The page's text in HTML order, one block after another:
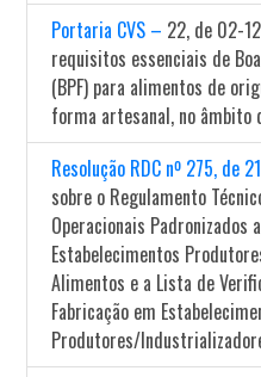
Portaria CVS – 22, de 02-
requisitos essenciais de
(BPF) para alimentos de
forma artesanal, no âmbito
Resolução RDC nº 275, de
sobre o Regulamento
Operacionais Padronizados
Estabelecimentos
Alimentos e a Lista de
Fabricação em
Produtores/